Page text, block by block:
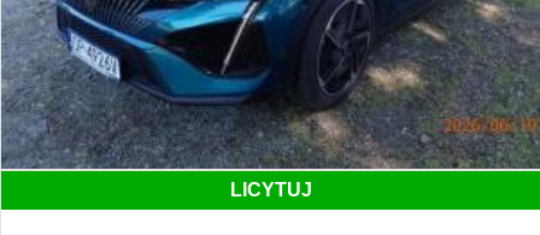
LICYTUJ